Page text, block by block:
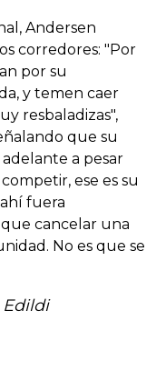
Andersen
corredores: "Por
por su
y temen caer
resbaladizas",
que su
a pesar
ese es su
fuera
cancelar una
No es que se
Edildi